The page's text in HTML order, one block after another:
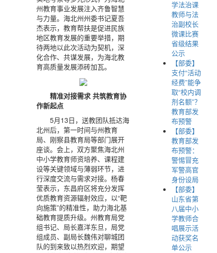
州教育事业发展注入齐鲁智慧
与力量。海北州州委书记夏吾
杰表示，教育帮扶是促进民族
地区教育发展的重要举措，期
待两地以此次活动为契机，深
化合作、共谋发展，为海北教
育高质量发展添砖加瓦。
精准对接需求 共筑教育协
作新起点
5月13日，送教团队抵达海
北州后，第一时间与州教育
局、刚察县教育局等部门展开
座谈。会上，双方聚焦海北州
中小学教育师资培养、课程建
设等关键领域与薄弱环节，进
行深度交流与需求对接。杨春
莹表示，东昌府区将充分发挥
优质教育资源辐射效应，以“靶
向施策”的精准性，助力海北基
础教育提质升级。州教育局党
组书记、局长嘉洋东旦，局党
组成员、副局长魏伟对聊城团
队的到来致以热烈欢迎，期望
学法治课
教师与法
治副校长
微课比赛
省级结果
公示
【部委】
支付“活动
经费”能争
取“校内调
剂名额”？
教育部发
布预警
【部委】
教育部发
布预警：
警惕冒充
军警高官
身份设局
【部委】
山东省第
八届中小
学教师合
唱展示活
动获奖名
单公示